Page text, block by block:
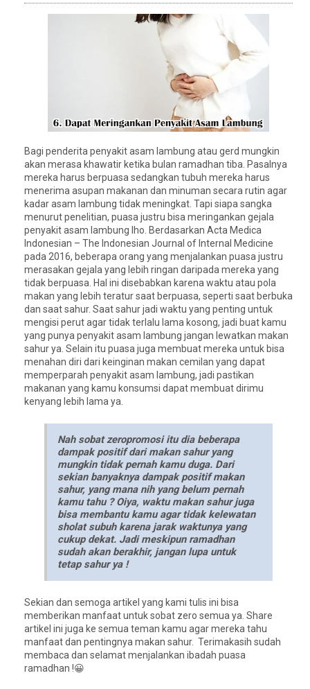
Bagi penderita penyakit asam lambung atau gerd mungkin
akan merasa khawatir ketika bulan ramadhan tiba. Pasalnya
mereka harus berpuasa sedangkan tubuh mereka harus
menerima asupan makanan dan minuman secara rutin agar
kadar asam lambung tidak meningkat. Tapi siapa sangka
menurut penelitian, puasa justru bisa meringankan gejala
penyakit asam lambung lho. Berdasarkan Acta Medica
Indonesian – The Indonesian Journal of Internal Medicine
pada 2016, beberapa orang yang menjalankan puasa justru
merasakan gejala yang lebih ringan daripada mereka yang
tidak berpuasa. Hal ini disebabkan karena waktu atau pola
makan yang lebih teratur saat berpuasa, seperti saat berbuka
dan saat sahur. Saat sahur jadi waktu yang penting untuk
mengisi perut agar tidak terlalu lama kosong, jadi buat kamu
yang punya penyakit asam lambung jangan lewatkan makan
sahur ya. Selain itu puasa juga membuat mereka untuk bisa
menahan diri dari keinginan makan cemilan yang dapat
memperparah penyakit asam lambung, jadi pastikan
makanan yang kamu konsumsi dapat membuat dirimu
kenyang lebih lama ya.
Nah sobat zeropromosi itu dia beberapa
dampak positif dari makan sahur yang
mungkin tidak pernah kamu duga. Dari
sekian banyaknya dampak positif makan
sahur, yang mana nih yang belum pernah
kamu tahu ? Oiya, waktu makan sahur juga
bisa membantu kamu agar tidak kelewatan
sholat subuh karena jarak waktunya yang
cukup dekat. Jadi meskipun ramadhan
sudah akan berakhir, jangan lupa untuk
tetap sahur ya !
Sekian dan semoga artikel yang kami tulis ini bisa
memberikan manfaat untuk sobat zero semua ya. Share
artikel ini juga ke semua teman kamu agar mereka tahu
manfaat dan pentingnya makan sahur. Terimakasih sudah
membaca dan selamat menjalankan ibadah puasa
ramadhan !😀